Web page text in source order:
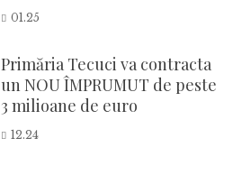
01.25
Primăria Tecuci va contracta
un NOU ÎMPRUMUT de peste
3 milioane de euro
12.24